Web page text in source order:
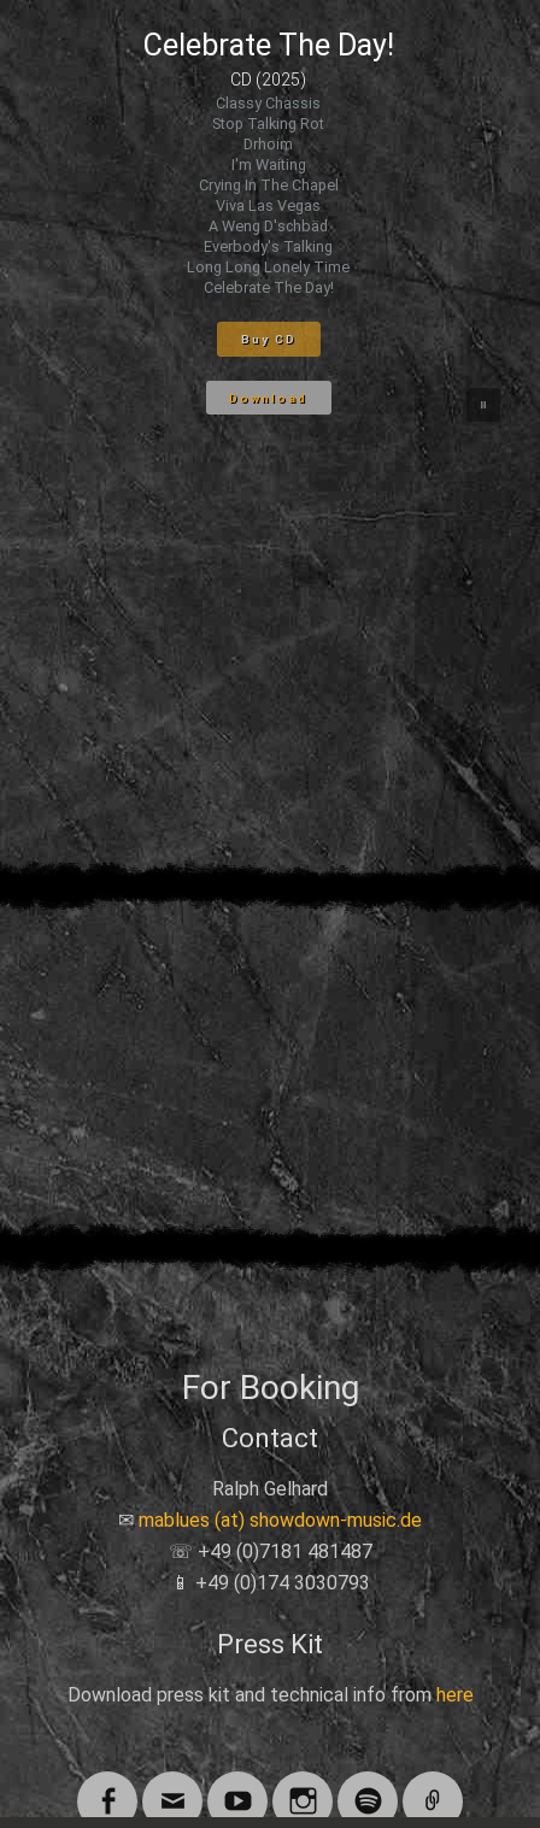
Celebrate The Day!
CD (2025)
Classy Chassis
Stop Talking Rot
Drhoim
I'm Waiting
Crying In The Chapel
Viva Las Vegas
A Weng D'schbäd
Everbody's Talking
Long Long Lonely Time
Celebrate The Day!
Buy CD
Download
For Booking
Contact
Ralph Gelhard
✉mablues (at) showdown-music.de
☏ +49 (0)7181 481487
📱 +49 (0)174 3030793
Press Kit
Download press kit and technical info fromhere